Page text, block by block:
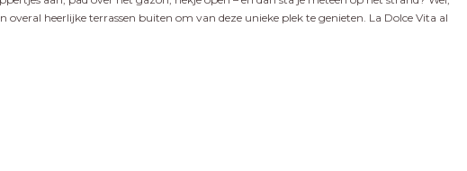
heerlijke terrassen buiten om van deze unieke plek te genieten. La Dolce Vita al